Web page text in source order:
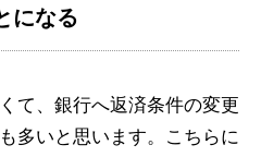
になる
て、銀行へ返済条件の変更
多いと思います。こちらに